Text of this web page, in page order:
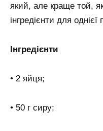
який, але краще той,
інгредієнти для однієї
Інгредієнти
• 2 яйця;
• 50 г сиру;